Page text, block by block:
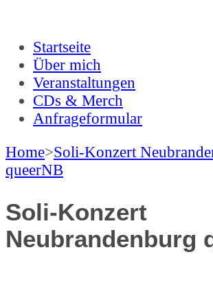
LUYS
Luis Dannewitz
Startseite
Über mich
Veranstaltungen
CDs & Merch
Anfrageformular
Home>Soli-Konzert
queerNB
Soli-Konzert
Neubrandenburg